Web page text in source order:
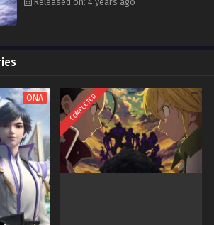
kerja keras terus-menerus, Luo Feng terus
sendiri dan diakui karena peningkatan
keluarga tetapi juga bergabung dengan
kelangsungan hidup dan pengembangan
baik. dalam situasi kiamat yang putus asa,
lainnya mengusir monster dan berhasil
ONA COMPLETED